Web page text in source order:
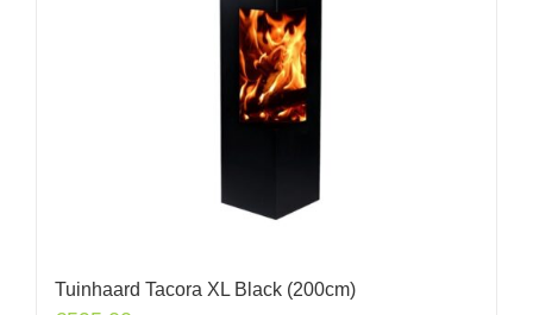
Tuinhaard Tacora XL Black (200cm)